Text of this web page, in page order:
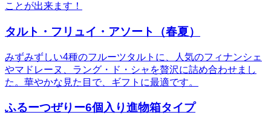
ことが出来ます！
タルト・フリュイ・アソート（春夏）
みずみずしい4種のフルーツタルトに、人気のフィナンシェ
やマドレーヌ、ラング・ド・シャを贅沢に詰め合わせまし
た。華やかな見た目で、ギフトに最適です。
ふるーつぜりー6個入り進物箱タイプ